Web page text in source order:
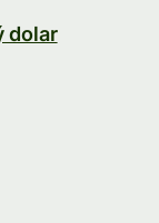
dolar